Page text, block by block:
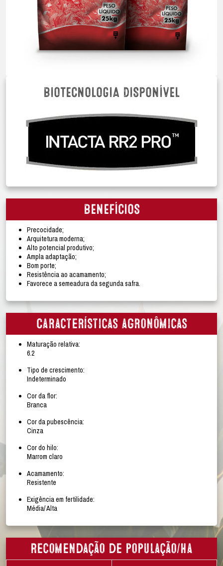
BIOTECNOLOGIA DISPONÍVEL
BENEFÍCIOS
Precocidade;
Arquitetura moderna;
Alto potencial produtivo;
Ampla adaptação;
Bom porte;
Resistência ao acamamento;
Favorece a semeadura da segunda safra.
Características agronômicas
Maturação relativa:
6.2
Tipo de crescimento:
Indeterminado
Cor da flor:
Branca
Cor da pubescência:
Cinza
Cor do hilo:
Marrom claro
Acamamento:
Resistente
Exigência em fertilidade:
Média/ Alta
Recomendação de população/ha